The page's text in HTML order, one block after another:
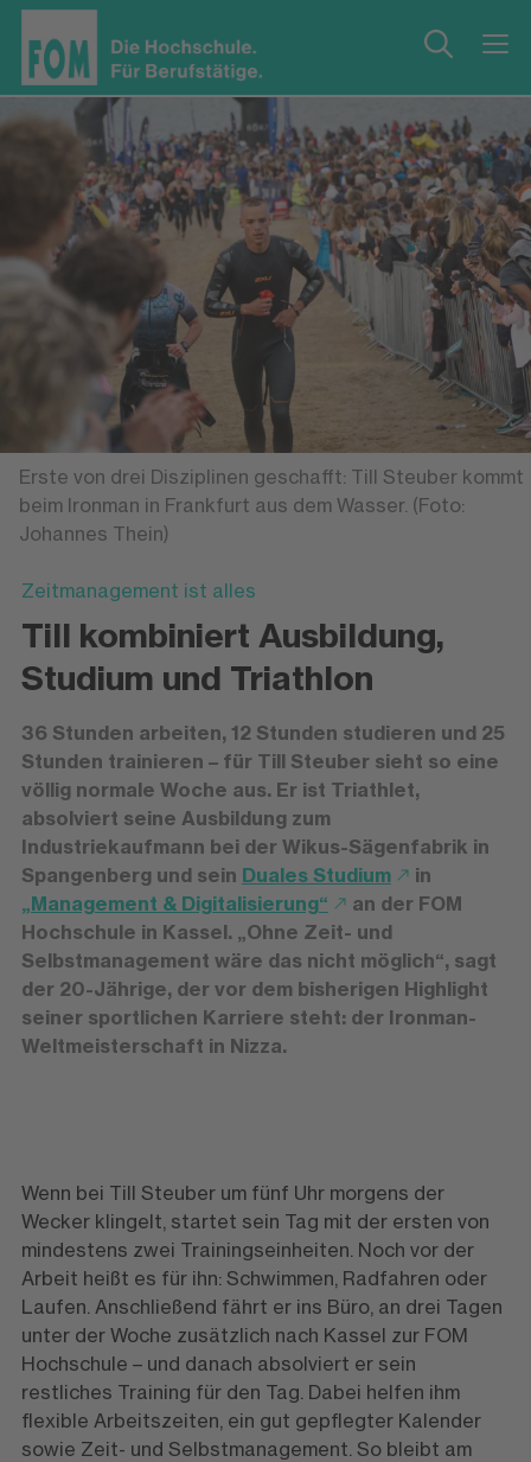
Erste von drei Disziplinen geschafft: Till Steuber kommt
beim Ironman in Frankfurt aus dem Wasser. (Foto:
Johannes Thein)
Zeitmanagement ist alles
Till kombiniert Ausbildung,
Studium und Triathlon
36 Stunden arbeiten, 12 Stunden studieren und 25
Stunden trainieren – für Till Steuber sieht so eine
völlig normale Woche aus. Er ist Triathlet,
absolviert seine Ausbildung zum
Industriekaufmann bei der Wikus-Sägenfabrik in
Spangenberg und sein Duales Studium
in
„Management & Digitalisierung“
an der FOM
Hochschule in Kassel. „Ohne Zeit- und
Selbstmanagement wäre das nicht möglich“, sagt
der 20-Jährige, der vor dem bisherigen Highlight
seiner sportlichen Karriere steht: der Ironman-
Weltmeisterschaft in Nizza.
Wenn bei Till Steuber um fünf Uhr morgens der
Wecker klingelt, startet sein Tag mit der ersten von
mindestens zwei Trainingseinheiten. Noch vor der
Arbeit heißt es für ihn: Schwimmen, Radfahren oder
Laufen. Anschließend fährt er ins Büro, an drei Tagen
unter der Woche zusätzlich nach Kassel zur FOM
Hochschule – und danach absolviert er sein
restliches Training für den Tag. Dabei helfen ihm
flexible Arbeitszeiten, ein gut gepflegter Kalender
sowie Zeit- und Selbstmanagement. So bleibt am